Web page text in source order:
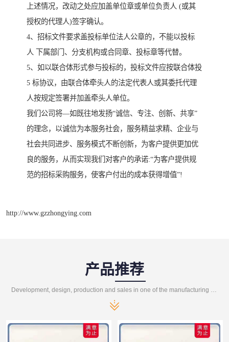
上述情况，改动之处应加盖单位章或单位负责人 (或其
授权的代理人)签字确认。
4、招标文件要求盖投标单位法人公章的，不能以投标
人 下属部门、分支机构或合同章、投标章等代替。
5、如以联合体形式参与投标的，投标文件应按联合体投
5 标协议，由联合体牵头人的法定代表人或其委托代理
人按规定签署并加盖牵头人单位。
我们公司将—如既往地发扬“诚信、专注、创新、共享”
的理念，以诚信为本服务社会，服务精益求精、企业与
社会共同进步、服务模式不断创新，为客户提供更加优
良的服务，从而实现我们对客户的承诺:“为客户提供规
范的招标采购服务，使客户付出的成本获得增值”!
http://www.gzzhongying.com
产品推荐